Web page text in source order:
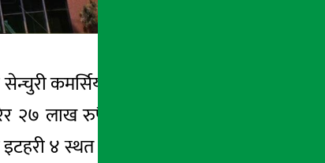
कमर्सियल बैंक लिमिटेडका कर्मचारी
२७ लाख रुपैयाँ झिकेका केशब राईलाई
४ स्थत तुलसा टोलबाट पक्राउ गरेको